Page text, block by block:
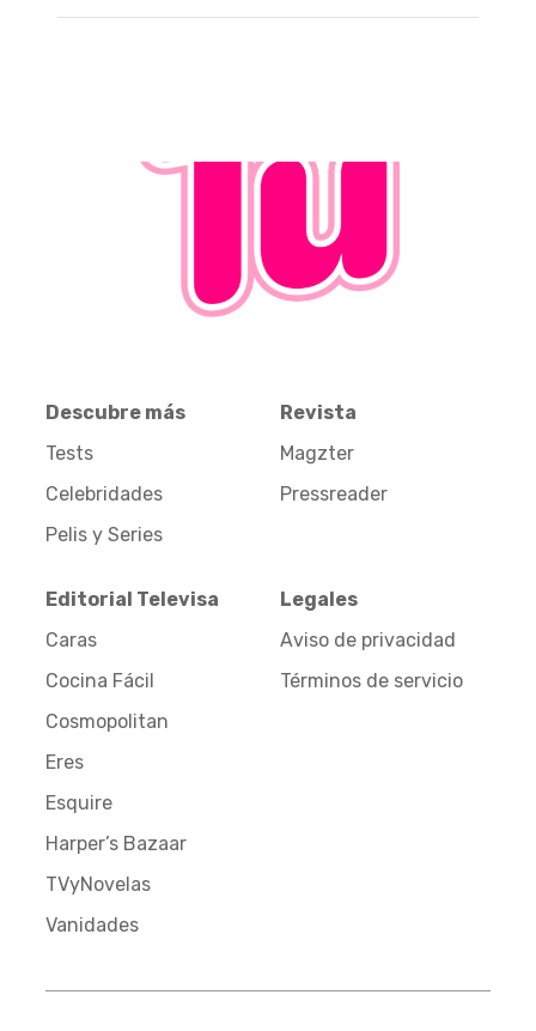
Descubre más
Tests
Celebridades
Pelis y Series
Revista
Magzter
Pressreader
Editorial Televisa
Caras
Cocina Fácil
Cosmopolitan
Eres
Esquire
Harper’s Bazaar
TVyNovelas
Vanidades
Legales
Aviso de privacidad
Términos de servicio